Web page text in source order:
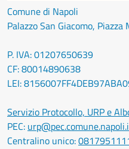
Comune di Napoli
Palazzo San Giacomo,
P. IVA: 01207650639
CF: 80014890638
LEI:
Servizio Protocollo, URP e
PEC:
Centralino unico: